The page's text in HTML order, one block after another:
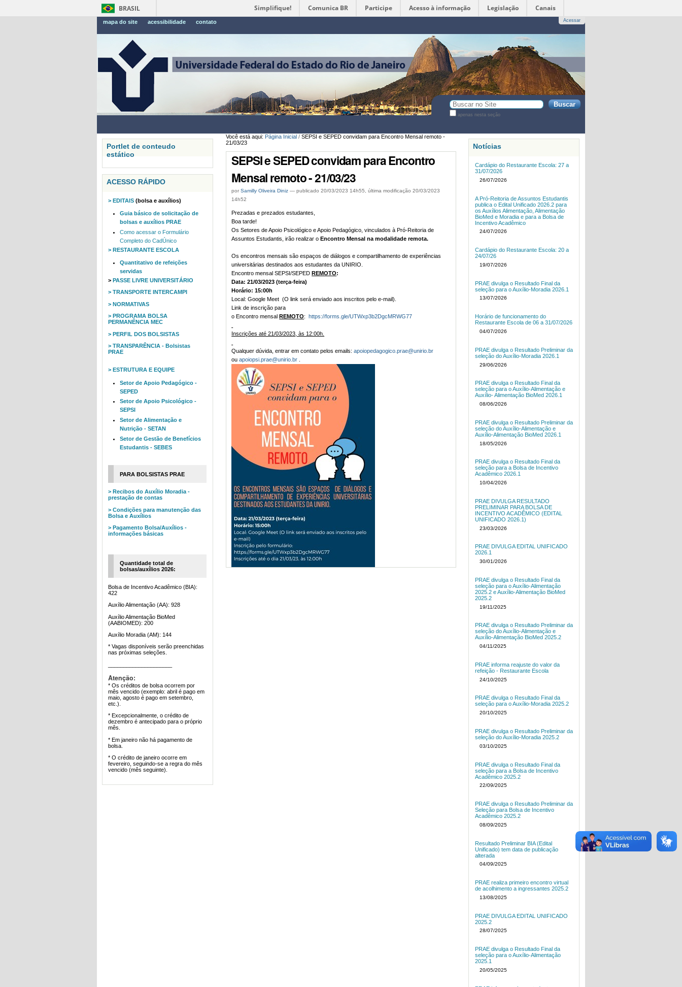
BRASIL Simplifique! Comunica BR Participe Acesso à informação Legislação Canais
mapa do site acessibilidade contato Acessar
Busca
apenas nesta seção
Você está aqui: Página Inicial /SEPSI e SEPED convidam para Encontro Mensal remoto -
21/03/23
SEPSI e SEPED convidam para Encontro
Mensal remoto - 21/03/23
porSamilly Oliveira Diniz —publicado 20/03/2023 14h55,última modificação 20/03/2023
14h52
Prezadas e prezados estudantes,
Boa tarde!
Os Setores de Apoio Psicológico e Apoio Pedagógico, vinculados à Pró-Reitoria de
Assuntos Estudantis, irão realizar o Encontro Mensal na modalidade remota.
Os encontros mensais são espaços de diálogos e compartilhamento de experiências
universitárias destinados aos estudantes da UNIRIO.
Encontro mensal SEPSI/SEPED REMOTO:
Data: 21/03/2023 (terça-feira)
Horário: 15:00h
Local: Google Meet (O link será enviado aos inscritos pelo e-mail).
Link de inscrição para
o Encontro mensal REMOTO: https://forms.gle/UTWxp3b2DgcMRWG77
Inscrições até 21/03/2023, às 12:00h.
Qualquer dúvida, entrar em contato pelos emails:apoiopedagogico.prae@unirio.br
ouapoiopsi.prae@unirio.br
Portlet de conteudo
estático
ACESSO RÁPIDO
> EDITAIS (bolsa e auxílios)
Guia básico de solicitação de
bolsas e auxílios PRAE
Como acessar o Formulário
Completo do CadÚnico
> RESTAURANTE ESCOLA
Quantitativo de refeições
servidas
> PASSE LIVRE UNIVERSITÁRIO
> TRANSPORTE INTERCAMPI
> NORMATIVAS
> PROGRAMA BOLSA
PERMANÊNCIA MEC
> PERFIL DOS BOLSISTAS
> TRANSPARÊNCIA - Bolsistas
PRAE
> ESTRUTURA E EQUIPE
Setor de Apoio Pedagógico -
SEPED
Setor de Apoio Psicológico -
SEPSI
Setor de Alimentação e
Nutrição - SETAN
Setor de Gestão de Benefícios
Estudantis - SEBES
PARA BOLSISTAS PRAE
> Recibos do Auxílio Moradia -
prestação de contas
> Condições para manutenção das
Bolsa e Auxílios
> Pagamento Bolsa/Auxílios -
informações básicas
Quantidade total de
bolsas/auxílios 2026:
Bolsa de Incentivo Acadêmico (BIA):
422
Auxílio Alimentação (AA): 928
Auxílio Alimentação BioMed
(AABIOMED): 200
Auxílio Moradia (AM): 144
* Vagas disponíveis serão preenchidas
nas próximas seleções.
Atenção:
* Os créditos de bolsa ocorrem por
mês vencido (exemplo: abril é pago em
maio, agosto é pago em setembro,
etc.).
* Excepcionalmente, o crédito de
dezembro é antecipado para o próprio
mês.
* Em janeiro não há pagamento de
bolsa.
* O crédito de janeiro ocorre em
fevereiro, seguindo-se a regra do mês
vencido (mês seguinte).
Notícias
Cardápio do Restaurante Escola: 27 a
31/07/2026
26/07/2026
A Pró-Reitoria de Assuntos Estudantis
publica o Edital Unificado 2026.2 para
os Auxílios Alimentação, Alimentação
BioMed e Moradia e para a Bolsa de
Incentivo Acadêmico
24/07/2026
Cardápio do Restaurante Escola: 20 a
24/07/26
19/07/2026
PRAE divulga o Resultado Final da
seleção para o Auxílio-Moradia 2026.1
13/07/2026
Horário de funcionamento do
Restaurante Escola de 06 a 31/07/2026
04/07/2026
PRAE divulga o Resultado Preliminar da
seleção do Auxílio-Moradia 2026.1
29/06/2026
PRAE divulga o Resultado Final da
seleção para o Auxílio-Alimentação e
Auxílio- Alimentação BioMed 2026.1
08/06/2026
PRAE divulga o Resultado Preliminar da
seleção do Auxílio-Alimentação e
Auxílio-Alimentação BioMed 2026.1
18/05/2026
PRAE divulga o Resultado Final da
seleção para a Bolsa de Incentivo
Acadêmico 2026.1
10/04/2026
PRAE DIVULGA RESULTADO
PRELIMINAR PARA BOLSA DE
INCENTIVO ACADÊMICO (EDITAL
UNIFICADO 2026.1)
23/03/2026
PRAE DIVULGA EDITAL UNIFICADO
2026.1
30/01/2026
PRAE divulga o Resultado Final da
seleção para o Auxílio-Alimentação
2025.2 e Auxílio-Alimentação BioMed
2025.2
19/11/2025
PRAE divulga o Resultado Preliminar da
seleção do Auxílio-Alimentação e
Auxílio-Alimentação BioMed 2025.2
04/11/2025
PRAE informa reajuste do valor da
refeição - Restaurante Escola
24/10/2025
PRAE divulga o Resultado Final da
seleção para o Auxílio-Moradia 2025.2
20/10/2025
PRAE divulga o Resultado Preliminar da
seleção do Auxílio-Moradia 2025.2
03/10/2025
PRAE divulga o Resultado Final da
seleção para a Bolsa de Incentivo
Acadêmico 2025.2
22/09/2025
PRAE divulga o Resultado Preliminar da
Seleção para Bolsa de Incentivo
Acadêmico 2025.2
08/09/2025
Resultado Preliminar BIA (Edital
Unificado) tem data de publicação
alterada
04/09/2025
PRAE realiza primeiro encontro virtual
de acolhimento a ingressantes 2025.2
13/08/2025
PRAE DIVULGA EDITAL UNIFICADO
2025.2
28/07/2025
PRAE divulga o Resultado Final da
seleção para o Auxílio-Alimentação
2025.1
20/05/2025